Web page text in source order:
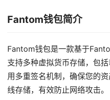
Fantom钱包简介
Fantom钱包是一款基于
支持多种虚拟货币存储，包
用多重签名机制，确保您的
线存储，有效防止网络攻击。